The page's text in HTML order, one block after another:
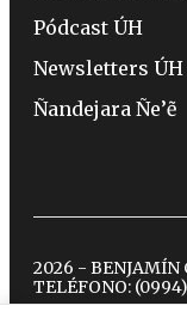
Pódcast ÚH
Newsletters ÚH
Ñandejara Ñe’ẽ
2026 - BENJAMÍN
TELÉFONO: